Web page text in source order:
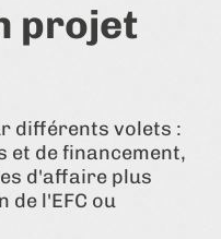
projet
différents volets :
et de financement,
d'affaire plus
l'EFC ou